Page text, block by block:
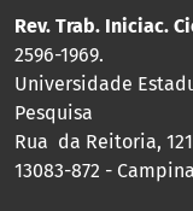
Rev. Trab. Iniciac.
2596-1969.
Universidade
Pesquisa
Rua da Reitoria,
13083-872 -